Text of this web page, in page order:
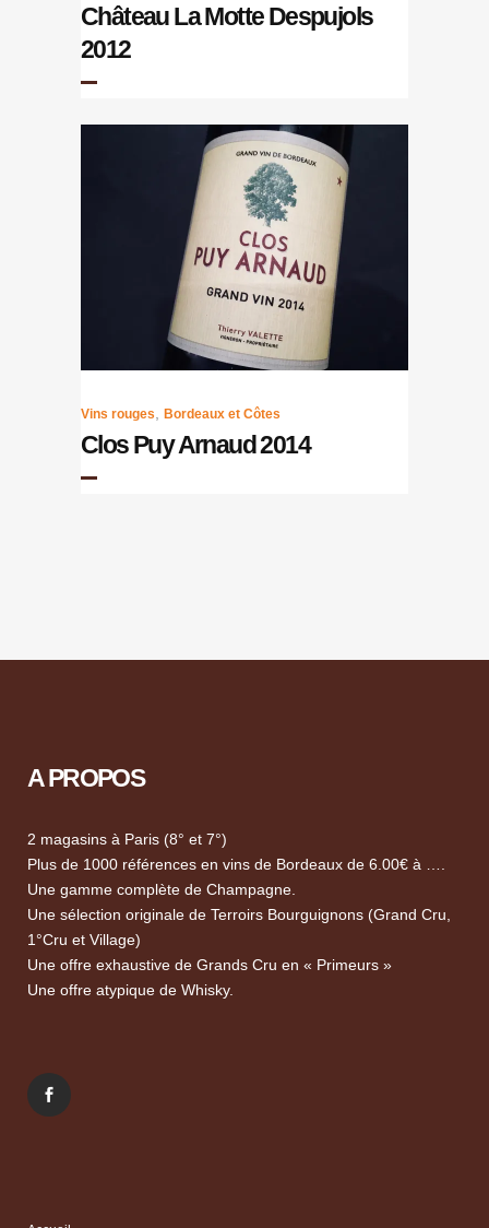
Château La Motte Despujols
2012
Vins rouges Bordeaux et Côtes
Clos Puy Arnaud 2014
A PROPOS
2 magasins à Paris (8° et 7°)
Plus de 1000 références en vins de Bordeaux de 6.00€ à ….
Une gamme complète de Champagne.
Une sélection originale de Terroirs Bourguignons (Grand Cru,
1°Cru et Village)
Une offre exhaustive de Grands Cru en « Primeurs »
Une offre atypique de Whisky.